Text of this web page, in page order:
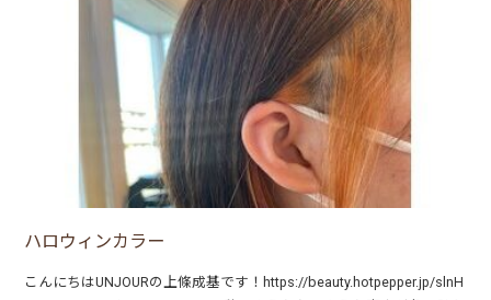
ハロウィンカラー
こんにちはUNJOURの上條成基です！https://beauty.hotpepper.jp/slnH